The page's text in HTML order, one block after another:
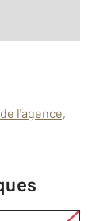
l'agence,